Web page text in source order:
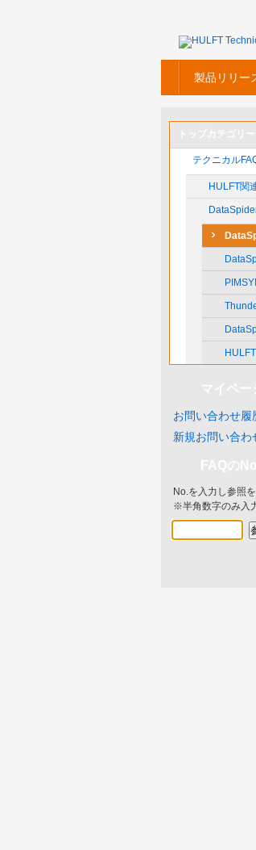
製品リリー
テクニカル
HULFT関
お問い合わせ履
新規お問い合わ
No.を入力し参照
※半角数字のみ入